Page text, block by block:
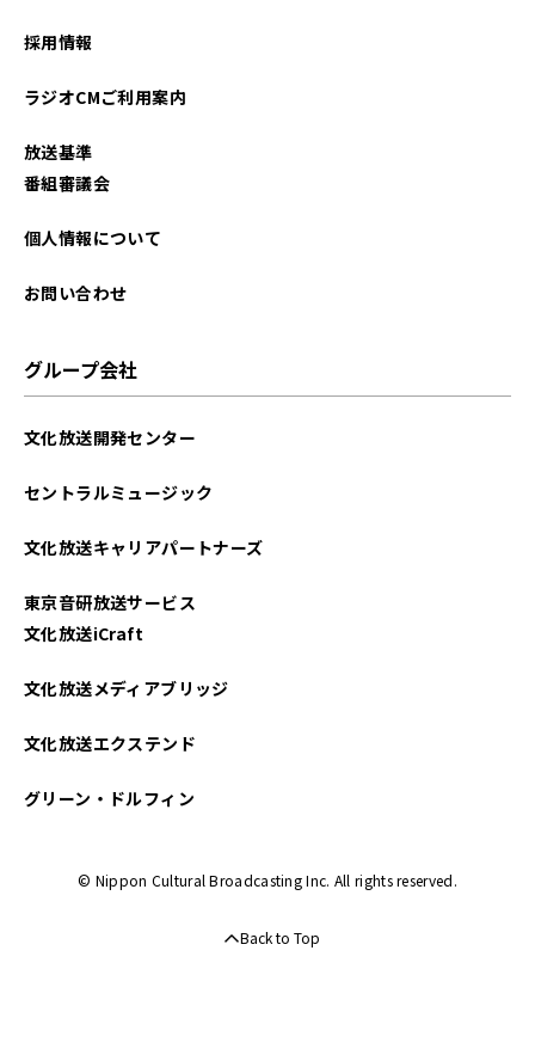
2025年09月
2025年06月
2025年01月
2024年12月
2024年11月
採用情報
ラジオCMご利用案内
放送基準
番組審議会
個人情報について
お問い合わせ
グループ会社
文化放送開発センター
セントラルミュージック
文化放送キャリアパートナーズ
東京音研放送サービス
文化放送iCraft
文化放送メディアブリッジ
文化放送エクステンド
グリーン・ドルフィン
© Nippon Cultural Broadcasting Inc. All rights reserved.
Back to Top